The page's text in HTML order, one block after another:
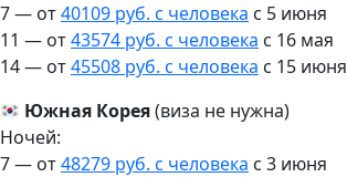
7 — от40109 руб. с человека c 5 июня
11 — от43574 руб. с человека c 16 мая
14 — от45508 руб. с человека c 15 июня
Южная Корея(виза не нужна)
Ночей:
7 — от48279 руб. с человека c 3 июня